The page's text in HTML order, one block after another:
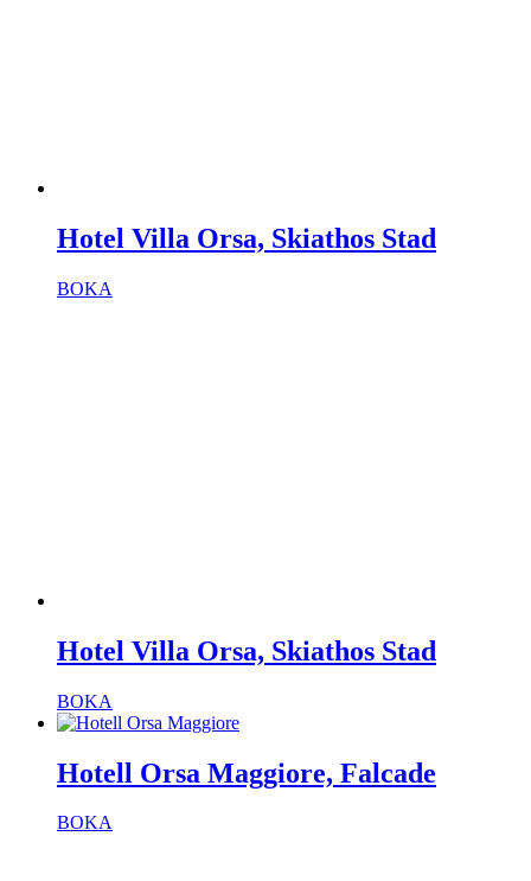
Hotel Villa Orsa, Skiathos Stad
BOKA
Hotel Villa Orsa, Skiathos Stad
BOKA
Hotell Orsa Maggiore, Falcade
BOKA